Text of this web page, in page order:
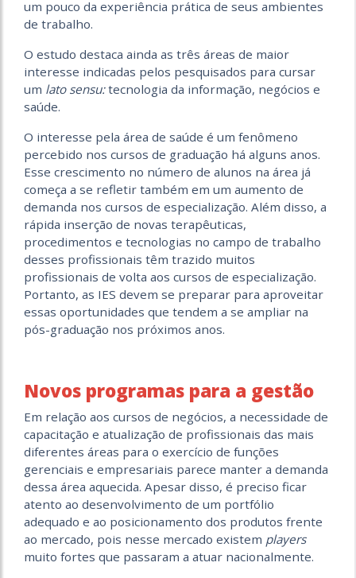
um pouco da experiência prática de seus ambientes
de trabalho.
O estudo destaca ainda as três áreas de maior
interesse indicadas pelos pesquisados para cursar
um lato sensu:tecnologia da informação, negócios e
saúde.
O interesse pela área de saúde é um fenômeno
percebido nos cursos de graduação há alguns anos.
Esse crescimento no número de alunos na área já
começa a se refletir também em um aumento de
demanda nos cursos de especialização. Além disso, a
rápida inserção de novas terapêuticas,
procedimentos e tecnologias no campo de trabalho
desses profissionais têm trazido muitos
profissionais de volta aos cursos de especialização.
Portanto, as IES devem se preparar para aproveitar
essas oportunidades que tendem a se ampliar na
pós-graduação nos próximos anos.
Novos programas para a gestão
Em relação aos cursos de negócios, a necessidade de
capacitação e atualização de profissionais das mais
diferentes áreas para o exercício de funções
gerenciais e empresariais parece manter a demanda
dessa área aquecida. Apesar disso, é preciso ficar
atento ao desenvolvimento de um portfólio
adequado e ao posicionamento dos produtos frente
ao mercado, pois nesse mercado existem players
muito fortes que passaram a atuar nacionalmente.